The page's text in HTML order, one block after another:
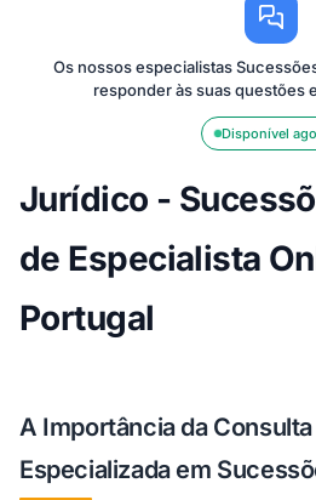
Os nossos especialistas
responder às suas questões
Disponível
Jurídico -
de Especialista
Portugal
A Importância da
Especializada em